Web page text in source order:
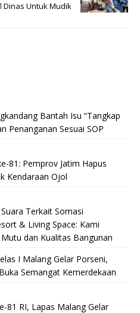
Dinas Untuk Mudik
Bantah Isu “Tangkap
Penanganan Sesuai SOP
81: Pemprov Jatim Hapus
Kendaraan Ojol
Terkait Somasi
& Living Space: Kami
dan Kualitas Bangunan
I Malang Gelar Porseni,
Semangat Kemerdekaan
81 RI, Lapas Malang Gelar